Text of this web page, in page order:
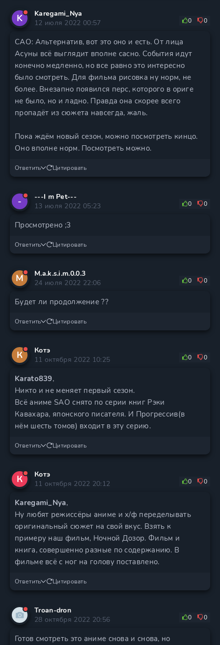
K
Karegami_Nya
12 июля 2022 00:57
0 0
САО: Альтернатив, вот это оно и есть. От лица
Асуны всё выглядит вполне сасно. События идут
конечно медленно, но все равно это интересно
было смотреть. Для фильма рисовка ну норм, не
более. Внезапно появился перс, которого в ориге
не было, но и ладно. Правда она скорее всего
пропадёт из сюжета навсегда, жаль.
Пока ждём новый сезон, можно посмотреть кинцо.
Оно вполне норм. Посмотреть можно.
Ответить Цитировать
-
---I m Pet---
13 июля 2022 05:23
0 0
Просмотрено ;3
Ответить Цитировать
M
M.a.k.s.i.m.0.0.3
24 июля 2022 22:06
0 0
Будет ли продолжение ??
Ответить Цитировать
К
Котэ
11 октября 2022 10:25
0 0
Karato839,
Никто и не меняет первый сезон.
Всё аниме SAO снято по серии книг Рэки
Кавахара, японского писателя. И Прогрессив(в
нём шесть томов) входит в эту серию.
Ответить Цитировать
К
Котэ
11 октября 2022 20:12
0 0
Karegami_Nya,
Ну любят режиссёры аниме и х/ф переделывать
оригинальный сюжет на свой вкус. Взять к
примеру наш фильм, Ночной Дозор. Фильм и
книга, совершенно разные по содержанию. В
фильме всё с ног на голову поставлено.
Ответить Цитировать
Troan-dron
28 октября 2022 20:56
0 0
Готов смотреть это аниме снова и снова, но